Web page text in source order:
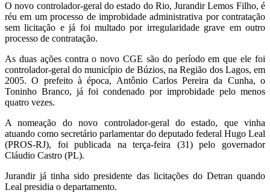
O novo controlador-geral do estado do Rio, Jurandir Lemos Filho, é
réu em um processo de improbidade administrativa por contratação
sem licitação e já foi multado por irregularidade grave em outro
processo de contratação.
As duas ações contra o novo CGE são do período em que ele foi
controlador-geral do município de Búzios, na Região dos Lagos, em
2005. O prefeito à época, Antônio Carlos Pereira da Cunha, o
Toninho Branco, já foi condenado por improbidade pelo menos
quatro vezes.
A nomeação do novo controlador-geral do estado, que vinha
atuando como secretário parlamentar do deputado federal Hugo Leal
(PROS-RJ), foi publicada na terça-feira (31) pelo governador
Cláudio Castro (PL).
Jurandir já tinha sido presidente das licitações do Detran quando
Leal presidia o departamento.